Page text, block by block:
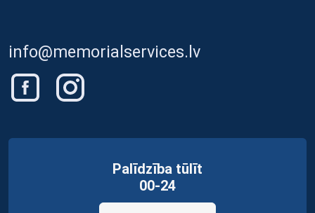
info@memorialservices.lv
Palīdzība tūlīt
00-24